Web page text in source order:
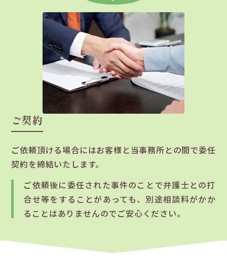
ご契約
ご依頼頂ける場合にはお客様と当事務所との間で委任
契約を締結いたします。
ご依頼後に委任された事件のことで弁護士との打
合せ等をすることがあっても、別途相談料がかか
ることはありませんのでご安心ください。